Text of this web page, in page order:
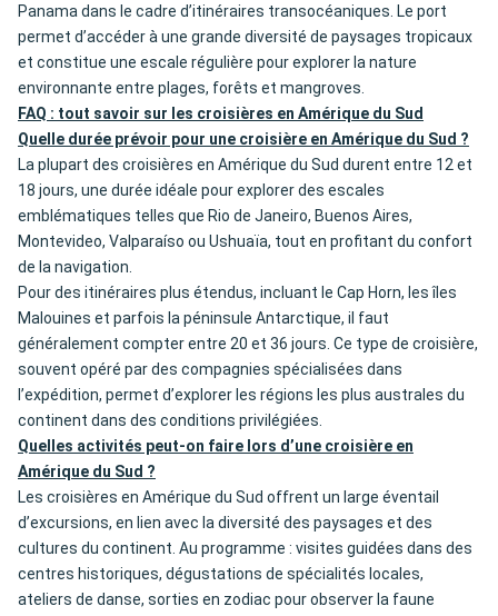
Panama dans le cadre d’itinéraires transocéaniques. Le port
permet d’accéder à une grande diversité de paysages tropicaux
et constitue une escale régulière pour explorer la nature
environnante entre plages, forêts et mangroves.
FAQ : tout savoir sur les croisières en Amérique du Sud
Quelle durée prévoir pour une croisière en Amérique du Sud ?
La plupart des croisières en Amérique du Sud durent entre 12 et
18 jours, une durée idéale pour explorer des escales
emblématiques telles que Rio de Janeiro, Buenos Aires,
Montevideo, Valparaíso ou Ushuaïa, tout en profitant du confort
de la navigation.
Pour des itinéraires plus étendus, incluant le Cap Horn, les îles
Malouines et parfois la péninsule Antarctique, il faut
généralement compter entre 20 et 36 jours. Ce type de croisière,
souvent opéré par des compagnies spécialisées dans
l’expédition, permet d’explorer les régions les plus australes du
continent dans des conditions privilégiées.
Quelles activités peut-on faire lors d’une croisière en
Amérique du Sud ?
Les croisières en Amérique du Sud offrent un large éventail
d’excursions, en lien avec la diversité des paysages et des
cultures du continent. Au programme : visites guidées dans des
centres historiques, dégustations de spécialités locales,
ateliers de danse, sorties en zodiac pour observer la faune